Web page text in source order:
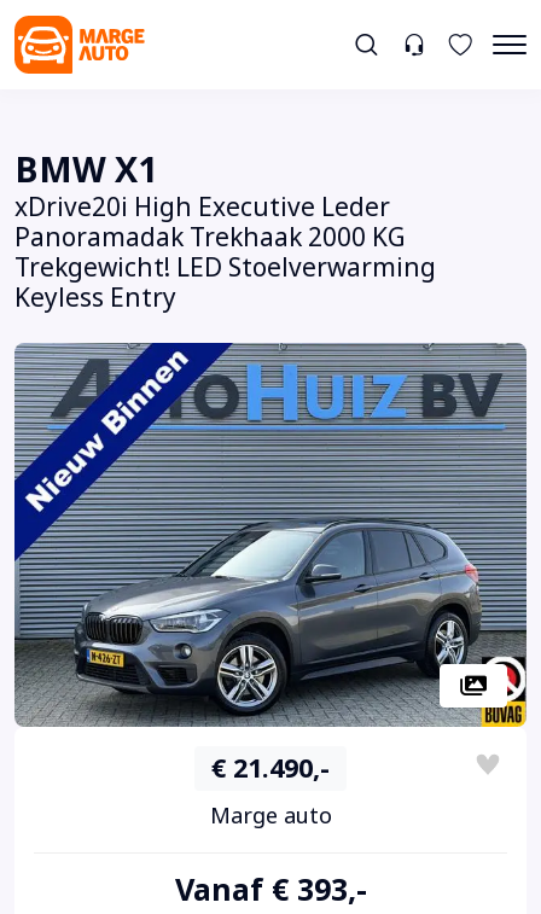
BMW X1
xDrive20i High Executive Leder
Panoramadak Trekhaak 2000 KG
Trekgewicht! LED Stoelverwarming
Keyless Entry
€ 21.490,-
Marge auto
Vanaf € 393,-